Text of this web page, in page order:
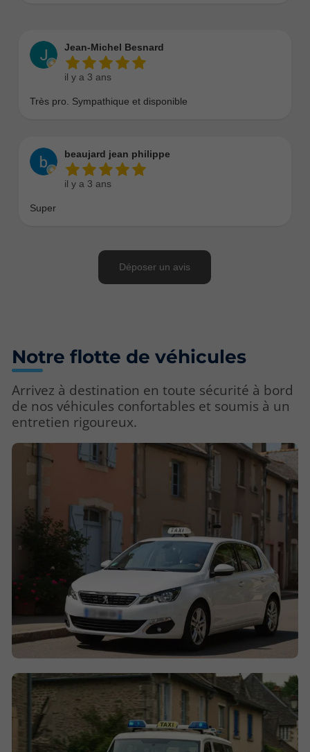
Notre flotte de véhicules
Arrivez à destination en toute sécurité à bord
de nos véhicules confortables et soumis à un
entretien rigoureux.